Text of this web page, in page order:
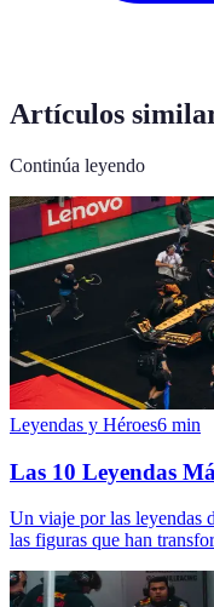
Artículos
Continúa leyendo
Leyendas y Héroes6 min
Las 10 Leyendas
Un viaje por las leyendas
las figuras que han